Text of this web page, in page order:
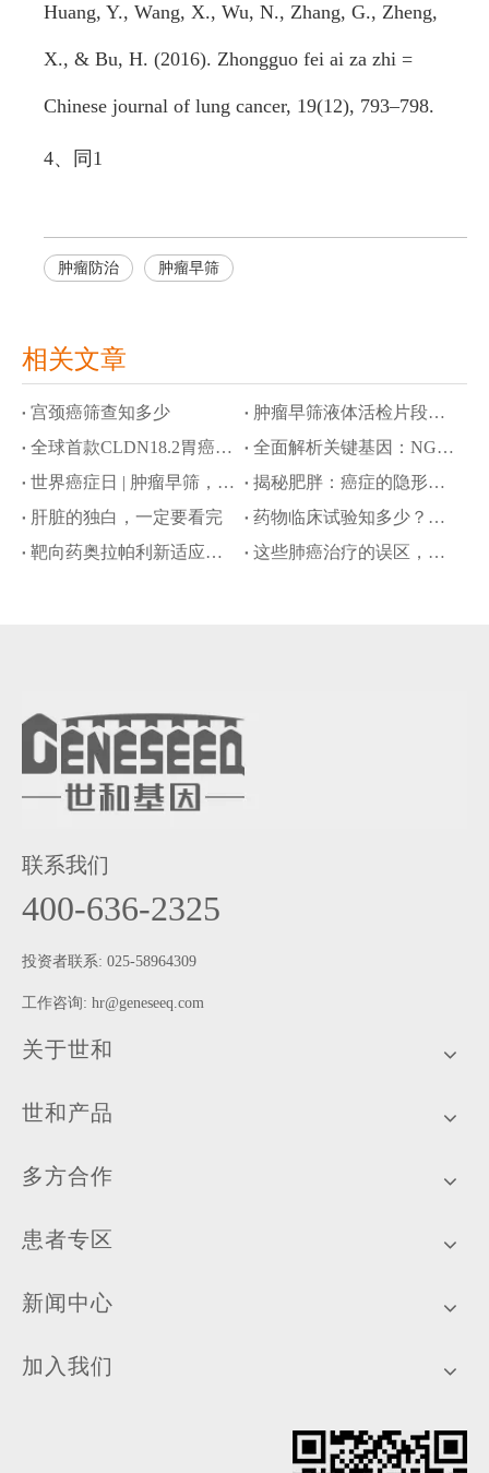
Huang, Y., Wang, X., Wu, N., Zhang, G., Zheng,
X., & Bu, H. (2016). Zhongguo fei ai za zhi =
Chinese journal of lung cancer, 19(12), 793–798.
4、同1
肿瘤防治 肿瘤早筛
相关文章
宫颈癌筛查知多少
肿瘤早筛液体活检片段多组学技术获美国FDA认可
全球首款CLDN18.2胃癌靶向药Zolbetuximab震撼上市！
全面解析关键基因：NGS检测引领乳腺癌迈入精准医疗时代
世界癌症日 | 肿瘤早筛，让健康人人共享
揭秘肥胖：癌症的隐形推手
肝脏的独白，一定要看完
药物临床试验知多少？一起来了解下吧
靶向药奥拉帕利新适应症纳入医保，世和HRD检测助力卵巢癌精准治疗
这些肺癌治疗的误区，一定要避开！
联系我们
400-636-2325
投资者联系: 025-58964309
工作咨询: hr@geneseeq.com
关于世和
世和产品
多方合作
患者专区
新闻中心
加入我们